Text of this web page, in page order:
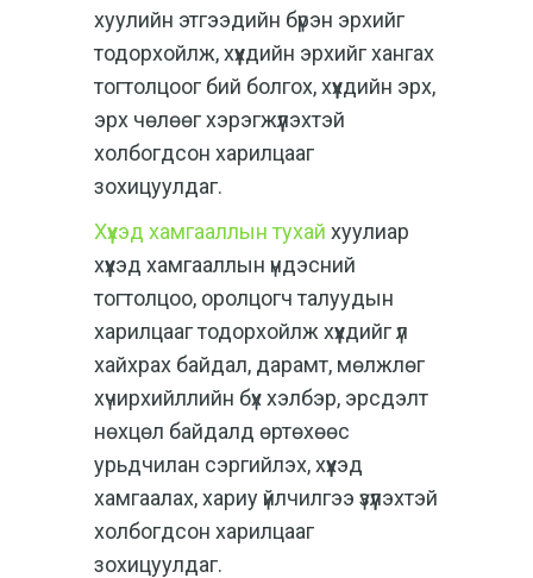
хуулийн этгээдийн бүрэн эрхийг
тодорхойлж, хүүхдийн эрхийг хангах
тогтолцоог бий болгох, хүүхдийн эрх,
эрх чөлөөг хэрэгжүүлэхтэй
холбогдсон харилцааг
зохицуулдаг.
Хүүхэд хамгааллын тухай хуулиар
хүүхэд хамгааллын үндэсний
тогтолцоо, оролцогч талуудын
харилцааг тодорхойлж хүүхдийг үл
хайхрах байдал, дарамт, мөлжлөг
хүчирхийллийн бүх хэлбэр, эрсдэлт
нөхцөл байдалд өртөхөөс
урьдчилан сэргийлэх, хүүхэд
хамгаалах, хариу үйлчилгээ үзүүлэхтэй
холбогдсон харилцааг
зохицуулдаг.